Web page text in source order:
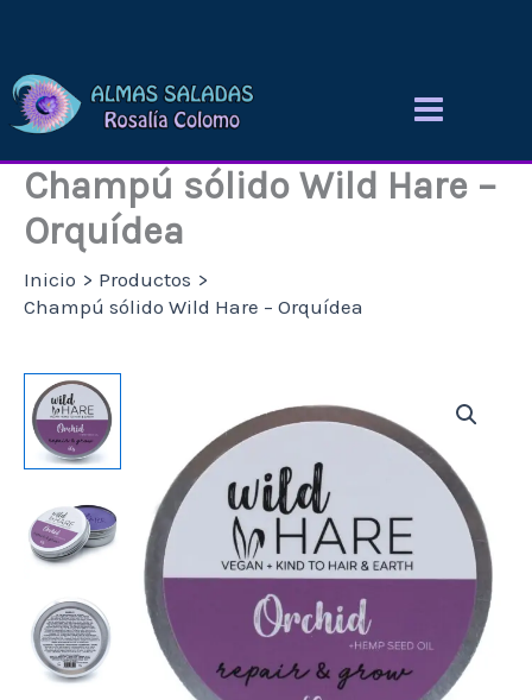
contenido
Champú sólido Wild Hare –
Orquídea
Inicio
Productos
Champú sólido Wild Hare – Orquídea
Champú
sólido
Wild
Hare
Orquídea
cantidad